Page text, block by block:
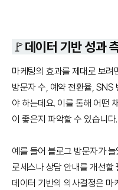
🚩데이터 기반 성과
마케팅의 효과를 제대로 보려
방문자 수, 예약 전환율, SNS
야 하는데요. 이를 통해 어떤
이 좋은지 파악할 수 있습니다.
예를 들어 블로그 방문자가
로세스나 상담 안내를 개선할
데이터 기반의 의사결정은 마